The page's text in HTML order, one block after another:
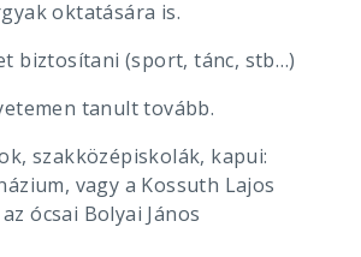
oktatására is.
biztosítani (sport, tánc, stb…)
tanult tovább.
szakközépiskolák, kapui:
vagy a Kossuth Lajos
ócsai Bolyai János